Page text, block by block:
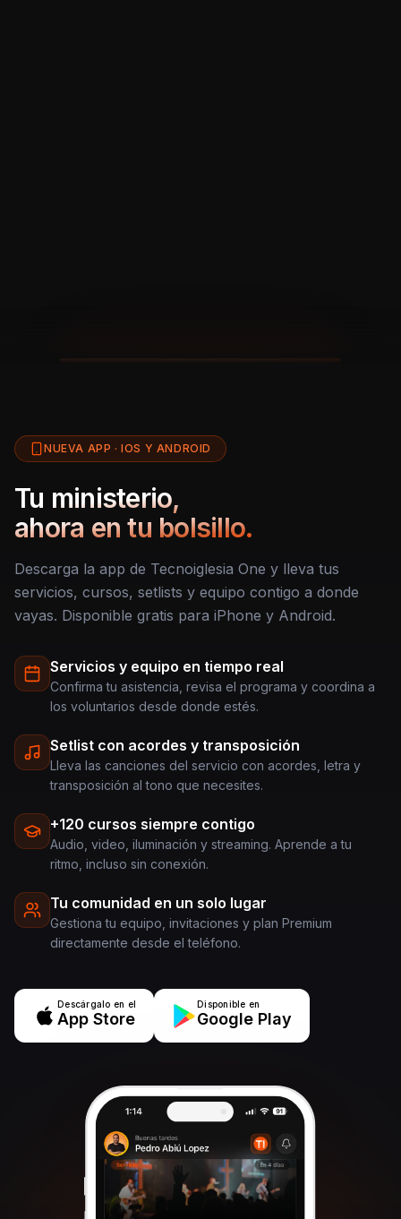
NUEVA APP · IOS Y ANDROID
Tu ministerio,
ahora en tu bolsillo.
Descarga la app de Tecnoiglesia One y lleva tus
servicios, cursos, setlists y equipo contigo a donde
vayas. Disponible gratis para iPhone y Android.
Servicios y equipo en tiempo real
Confirma tu asistencia, revisa el programa y coordina a
los voluntarios desde donde estés.
Setlist con acordes y transposición
Lleva las canciones del servicio con acordes, letra y
transposición al tono que necesites.
+120 cursos siempre contigo
Audio, video, iluminación y streaming. Aprende a tu
ritmo, incluso sin conexión.
Tu comunidad en un solo lugar
Gestiona tu equipo, invitaciones y plan Premium
directamente desde el teléfono.
Descárgalo en el
App Store
Disponible en
Google Play